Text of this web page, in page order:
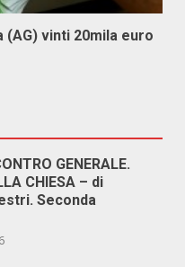
(AG) vinti 20mila euro
GENERALE.
CHIESA – di
Seconda